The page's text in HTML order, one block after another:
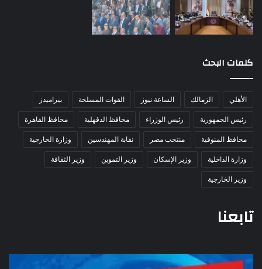
كلمات البحث
الأهلي الزمالك الساعة نيوز القوات المسلحة
بيراميدز
رئيس الجمهورية
رئيس الوزراء محافظ الدقهلية
محافظ القاهرة
محافظ المنوفية
منتخب مصر نقابة المهندسين
وزارة الخارجية
وزارة الداخلية
وزير الإسكان وزير التموين
وزير الثقافة
وزير الخارجية
تابعنا